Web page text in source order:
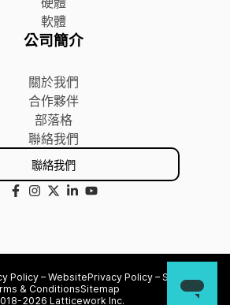
軟體
公司簡介
關於我們
合作夥伴
部落格
聯絡我們
聯絡我們
Policy – WebsitePrivacy Policy – Services
& ConditionsSitemap
2026 Latticework Inc.